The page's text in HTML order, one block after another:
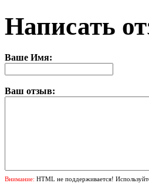
Написать
Ваше Имя:
Ваш отзыв:
Внимание: HTML не поддерживается!